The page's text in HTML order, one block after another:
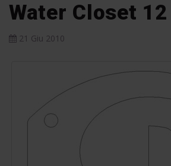
Water Closet 12
21 Giu 2010